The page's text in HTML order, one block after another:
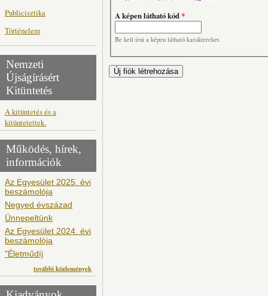
Publicisztika
Történelem
Nemzeti
Újságírásért
Kitüntetés
A kitüntetés és a
kitüntetettek.
Működés, hírek,
információk
Az Egyesület 2025. évi
beszámolója
Negyed évszázad
Ünnepeltünk
Az Egyesület 2024. évi
beszámolója
"Életműdíj
további közlemények
A képen látható kód*
Be kell írni a képen látható karaktereket.